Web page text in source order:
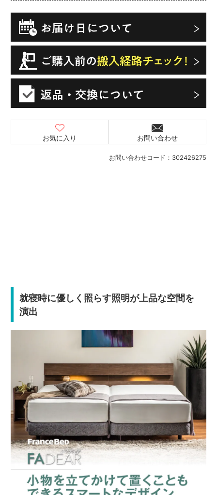
お問い合わせコード： 302426275
お気に入り お問い合わせ
就寝時に優しく照らす照明が上品な空間を
演出